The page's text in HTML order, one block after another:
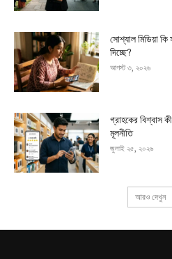
সোশ্যাল মিডিয়া
দিচ্ছে?
আগস্ট ৩, ২০২৬
গ্রাহকের বিশ্বাস
মূলনীতি
জুলাই ২৫, ২০২৬
আরও দেখুন